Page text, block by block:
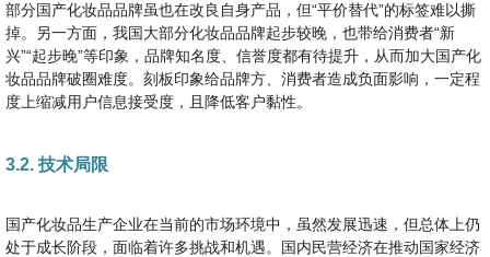
部分国产化妆品品牌虽也在改良自身产品，但“平价替代”的标签难以撕
掉。另一方面，我国大部分化妆品品牌起步较晚，也带给消费者“新
兴”“起步晚”等印象，品牌知名度、信誉度都有待提升，从而加大国产化
妆品品牌破圈难度。刻板印象给品牌方、消费者造成负面影响，一定程
度上缩减用户信息接受度，且降低客户黏性。
3.2. 技术局限
国产化妆品生产企业在当前的市场环境中，虽然发展迅速，但总体上仍
处于成长阶段，面临着许多挑战和机遇。国内民营经济在推动国家经济